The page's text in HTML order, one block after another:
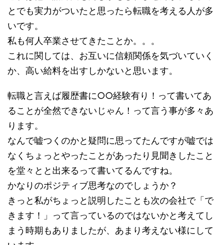
とでも実力がついたと思ったら転職を考える人が多
いです。
私も何人卒業させてきたことか。。。
これに関しては、お互いに信頼関係を気づいていく
か、高い給料を出すしかないと思います。
転職と言えば履歴書に○○経験有り！って書いてあ
ることが全然できないじゃん！って言う事が多々あ
ります。
なんで嘘つくのかと疑問に思ってたんですが嘘では
なくちょっとやったことがあったり見聞きしたこと
を堂々とと出来るって書いてるんですね。
かなりのポジティブ思考なのでしょうか？
きっと私がちょっと説明したことも次の会社で「で
きます！」って言っているのではないかと考えてし
まう時期もありましたが、あまり考えない様にして